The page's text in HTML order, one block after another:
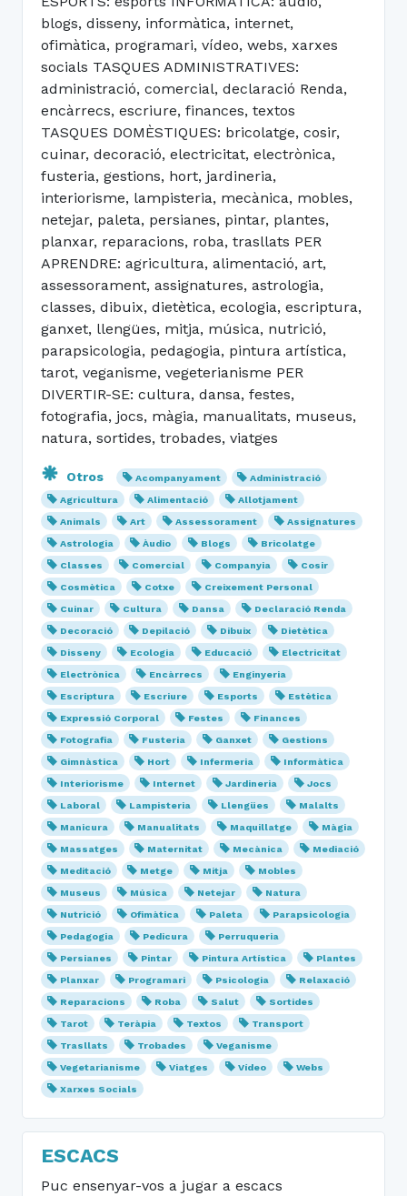
blogs, disseny, informàtica, internet,
ofimàtica, programari, vídeo, webs, xarxes
socials TASQUES ADMINISTRATIVES:
administració, comercial, declaració Renda,
encàrrecs, escriure, finances, textos
TASQUES DOMÈSTIQUES: bricolatge, cosir,
cuinar, decoració, electricitat, electrònica,
fusteria, gestions, hort, jardineria,
interiorisme, lampisteria, mecànica, mobles,
netejar, paleta, persianes, pintar, plantes,
planxar, reparacions, roba, trasllats PER
APRENDRE: agricultura, alimentació, art,
assessorament, assignatures, astrologia,
classes, dibuix, dietètica, ecologia, escriptura,
ganxet, llengües, mitja, música, nutrició,
parapsicologia, pedagogia, pintura artística,
tarot, veganisme, vegeterianisme PER
DIVERTIR-SE: cultura, dansa, festes,
fotografia, jocs, màgia, manualitats, museus,
natura, sortides, trobades, viatges
Otros Acompanyament
Administració
Agricultura
Alimentació
Allotjament
Animals
Art Assessorament
Assignatures
Astrologia
Àudio Blogs
Bricolatge
Classes
Comercial Companyia
Cosir
Cosmètica
Cotxe
Creixement Personal
Cuinar
Cultura Dansa
Declaració Renda
Decoració
Depilació Dibuix
Dietètica
Disseny
Ecologia Educació
Electricitat
Electrònica
Encàrrecs
Enginyeria
Escriptura
Escriure Esports
Estètica
Expressió Corporal
Festes
Finances
Fotografia
Fusteria Ganxet
Gestions
Gimnàstica
Hort Infermeria
Informàtica
Interiorisme
Internet Jardineria
Jocs
Laboral
Lampisteria Llengües
Malalts
Manicura
Manualitats Maquillatge
Màgia
Massatges
Maternitat Mecànica
Mediació
Meditació
Metge Mitja
Mobles
Museus
Música Netejar
Natura
Nutrició
Ofimàtica Paleta
Parapsicologia
Pedagogia
Pedicura
Perruqueria
Persianes
Pintar Pintura Artística
Plantes
Planxar
Programari Psicologia
Relaxació
Reparacions
Roba Salut
Sortides
Tarot
Teràpia Textos
Transport
Trasllats
Trobades
Veganisme
Vegetarianisme
Viatges Vídeo
Webs
Xarxes Socials
ESCACS
Puc ensenyar-vos a jugar a escacs